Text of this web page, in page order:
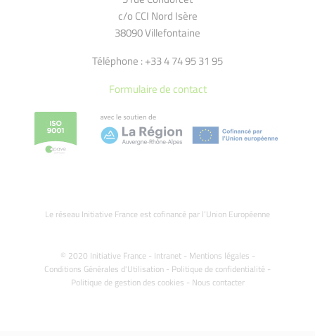
c/o CCI Nord Isère
38090 Villefontaine
Téléphone : +33 4 74 95 31 95
Formulaire de contact
Le réseau Initiative France est cofinancé par l’Union Européenne
© 2020 Initiative France - Intranet- Mentions légales -
Conditions Générales d'Utilisation - Politique de confidentialité -
Politique de gestion des cookies - Nous contacter